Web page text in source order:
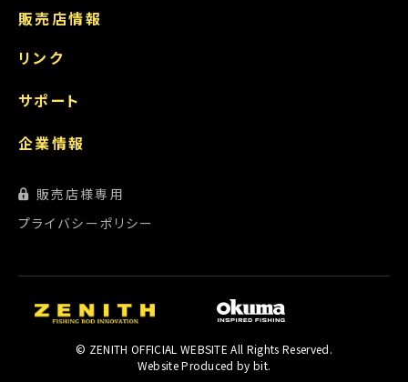
販売店情報
リンク
サポート
企業情報
販売店様専用
プライバシーポリシー
© ZENITH OFFICIAL WEBSITE All Rights Reserved.
Website Produced by bit.